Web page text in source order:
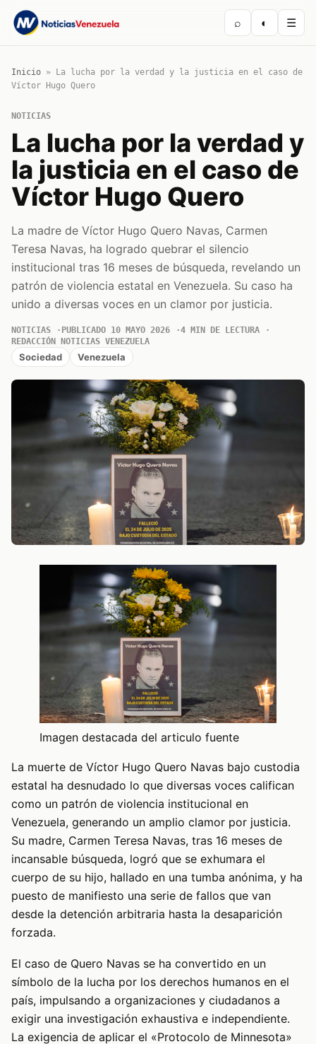
⌕ ◐ ☰
Inicio »
La lucha por la verdad y la justicia en el caso de
Víctor Hugo Quero
NOTICIAS
La lucha por la verdad y
la justicia en el caso de
Víctor Hugo Quero
La madre de Víctor Hugo Quero Navas, Carmen
Teresa Navas, ha logrado quebrar el silencio
institucional tras 16 meses de búsqueda, revelando un
patrón de violencia estatal en Venezuela. Su caso ha
unido a diversas voces en un clamor por justicia.
NOTICIAS PUBLICADO 10 MAYO 2026
4 MIN DE LECTURA
REDACCIÓN NOTICIAS VENEZUELA
Sociedad Venezuela
Imagen destacada del articulo fuente
La muerte de Víctor Hugo Quero Navas bajo custodia
estatal ha desnudado lo que diversas voces califican
como un patrón de violencia institucional en
Venezuela, generando un amplio clamor por justicia.
Su madre, Carmen Teresa Navas, tras 16 meses de
incansable búsqueda, logró que se exhumara el
cuerpo de su hijo, hallado en una tumba anónima, y ha
puesto de manifiesto una serie de fallos que van
desde la detención arbitraria hasta la desaparición
forzada.
El caso de Quero Navas se ha convertido en un
símbolo de la lucha por los derechos humanos en el
país, impulsando a organizaciones y ciudadanos a
exigir una investigación exhaustiva e independiente.
La exigencia de aplicar el «Protocolo de Minnesota»